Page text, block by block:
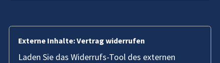
Externe Inhalte: Vertrag widerrufen
Laden Sie das Widerrufs-Tool des externen